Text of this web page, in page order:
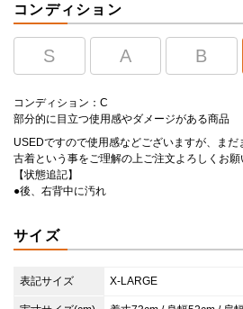
コンディション
S A B
コンディション：C
部分的に目立つ使用感やダメージがある商品
USEDですので使用感などございますが、まだ
古着という事をご理解の上ご注文よろしくお願
【状態追記】
●後、右背中に汚れ
サイズ
表記サイズ X-LARGE